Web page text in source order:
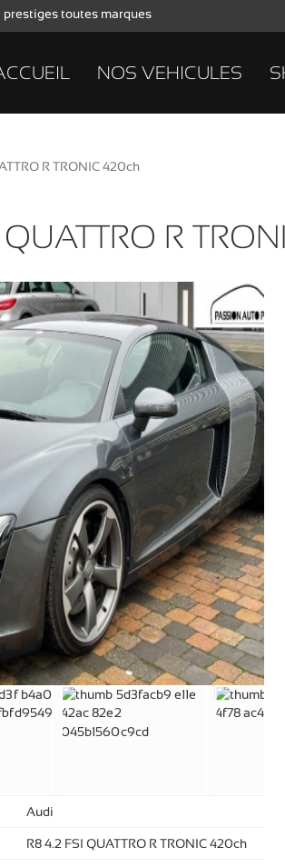
prestiges toutes marques
NOS VEHICULES
R TRONIC 420ch
R
Audi
R8 4.2 FSI QUATTRO R TRONIC 420ch